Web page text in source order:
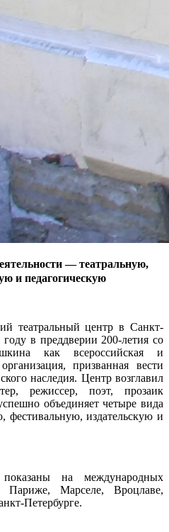
— театральную,
и педагогическую
театральный центр в Санкт-
в преддверии 200-летия со
как всероссийская и
призванная вести
наследия. Центр возглавил
режиссер, поэт, прозаик
объединяет четыре вида
фестивальную, издательскую и
на международных
Париже, Марселе, Вроцлаве,
Петербурге.